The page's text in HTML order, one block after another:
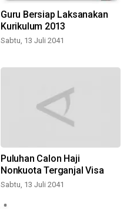
Guru Bersiap Laksanakan
Kurikulum 2013
Sabtu, 13 Juli 2041
Puluhan Calon Haji
Nonkuota Terganjal Visa
Sabtu, 13 Juli 2041